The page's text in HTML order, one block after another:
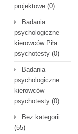
projektowe (0)
Badania
psychologiczne
kierowców Piła
psychotesty (0)
Badania
psychologiczne
kierowców
psychotesty (0)
Bez kategorii
(55)